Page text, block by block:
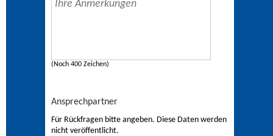
(Noch 400 Zeichen)
Ansprechpartner
Für Rückfragen bitte angeben. Diese Daten werden
nicht veröffentlicht.